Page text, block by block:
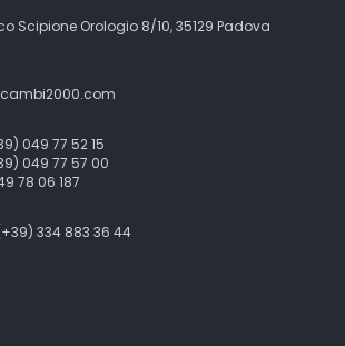
Scipione Orologio 8/10, 35129 Padova
049 77 52 15
049 77 57 00
78 06 187
334 883 36 44